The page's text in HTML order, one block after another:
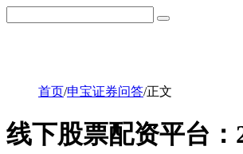
首页/申宝证券问答/正文
线下股票配资平台：